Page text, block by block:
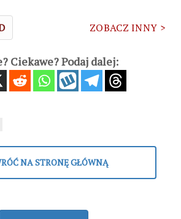
ZOBACZ INNY >
Ciekawe? Podaj dalej:
NA STRONĘ GŁÓWNĄ